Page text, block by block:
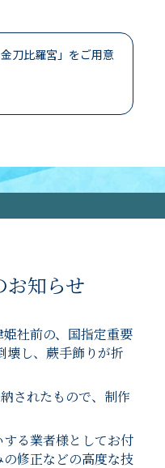
刀比羅宮」をご用意
お知らせ
社前の、国指定重要
壊し、蕨手飾りが折
されたもので、制作
る業者様としてお付
修正などの高度な技